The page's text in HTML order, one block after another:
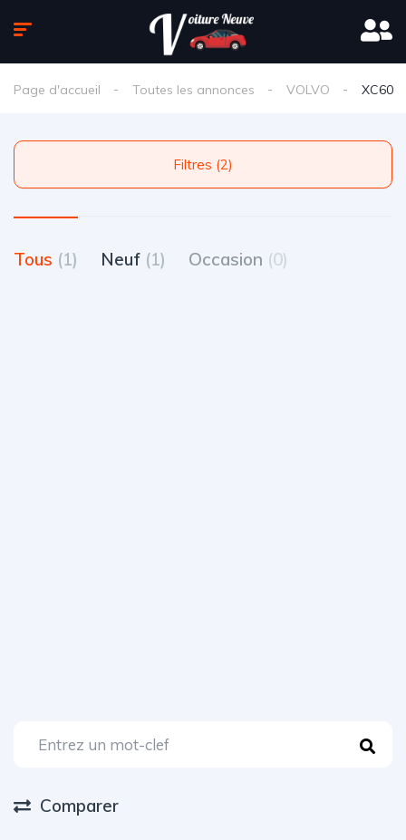
Page d'accueil Toutes les annonces VOLVO XC60
Filtres (2)
Tous (1) Neuf (1) Occasion (0)
Comparer